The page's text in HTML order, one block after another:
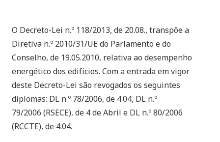
O Decreto-Lei n.º 118/2013, de 20.08., transpõe a
Diretiva n.º 2010/31/UE do Parlamento e do
Conselho, de 19.05.2010, relativa ao desempenho
energético dos edifícios. Com a entrada em vigor
deste Decreto-Lei são revogados os seguintes
diplomas: DL n.º 78/2006, de 4.04, DL n.º
79/2006 (RSECE), de 4 de Abril e DL n.º 80/2006
(RCCTE), de 4.04.